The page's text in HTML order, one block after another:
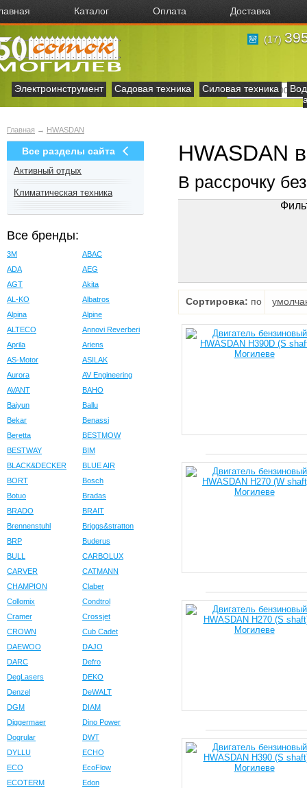
Каталог Оплата Доставка
(17)
Электроинструмент Садовая техника Силовая техника
Главная → HWASDAN
Все разделы сайта
Активный отдых
Климатическая техника
Все бренды:
3M
ABAC
ADA
AEG
AGT
Akita
AL-KO
Albatros
Alpina
Alpine
ALTECO
Annovi Reverberi
Aprila
Ariens
AS-Motor
ASILAK
Aurora
AV Engineering
AVANT
BAHO
Baiyun
Ballu
Bekar
Benassi
Beretta
BESTMOW
BESTWAY
BIM
BLACK&DECKER
BLUE AIR
BORT
Bosch
Botuo
Bradas
BRADO
BRAIT
Brennenstuhl
Briggs&stratton
BRP
Buderus
BULL
CARBOLUX
CARVER
CATMANN
CHAMPION
Claber
Collomix
Condtrol
Cramer
Crossjet
CROWN
Cub Cadet
DAEWOO
DAJO
DARC
Defro
DegLasers
DEKO
Denzel
DeWALT
DGM
DIAM
Diggermaer
Dino Power
Dogrular
DWT
DYLLU
ECHO
ECO
EcoFlow
ECOTERM
Edon
HWASDAN
В рассрочку
Сортировка: по